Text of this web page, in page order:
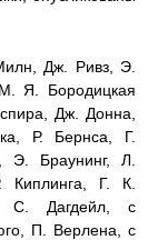
Дж. Ривз, Э.
Я. Бородицкая
Дж. Донна,
Р. Бернса, Г.
Э. Браунинг, Л.
Киплинга, Г. К.
С. Дагдейл, с
П. Верлена, с